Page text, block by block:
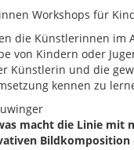
Workshops für
die Künstlerinnen
von Kindern oder
Künstlerin und die
kennen zu
macht die Linie mit
Bildkomposition